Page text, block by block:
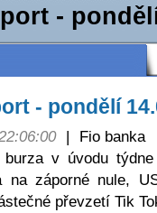
-
- pondělí
|
Fio banka
v úvodu
na záporné nule,
převzetí Tik